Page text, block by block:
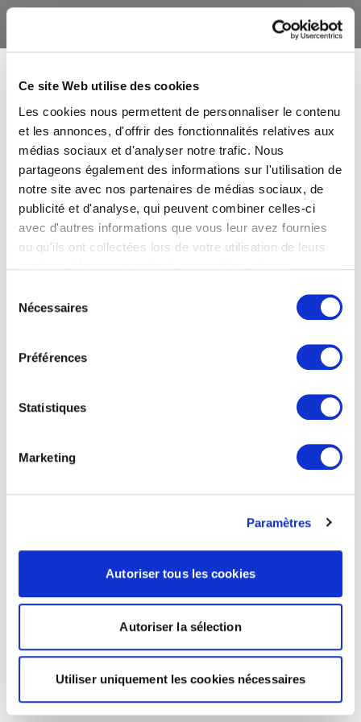
Ce site Web utilise des cookies
Les cookies nous permettent de personnaliser le contenu
et les annonces, d'offrir des fonctionnalités relatives aux
médias sociaux et d'analyser notre trafic. Nous
partageons également des informations sur l'utilisation de
notre site avec nos partenaires de médias sociaux, de
publicité et d'analyse, qui peuvent combiner celles-ci
avec d'autres informations que vous leur avez fournies
ou qu'ils ont collectées lors de votre utilisation de leurs
Nécessaires
Préférences
Statistiques
Marketing
Paramètres
Autoriser tous les cookies
Autoriser la sélection
Utiliser uniquement les cookies nécessaires